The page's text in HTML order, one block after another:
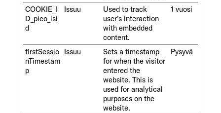
COOKIE_I
D_pico_lsi
d
Issuu
Used to track
user’s interaction
with embedded
content.
1 vuosi
firstSessio
nTimestam
p
Issuu
Sets a timestamp
for when the visitor
entered the
website. This is
used for analytical
purposes on the
website.
Pysyvä